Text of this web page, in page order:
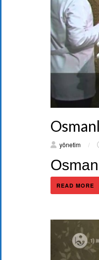
yönetim /
READ MORE